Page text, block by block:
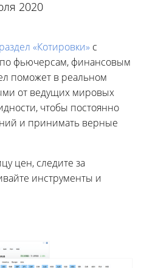
2020
«Котировки» с
фьючерсам, финансовым
поможет в реальном
от ведущих мировых
чтобы постоянно
и принимать верные
цен, следите за
инструменты и